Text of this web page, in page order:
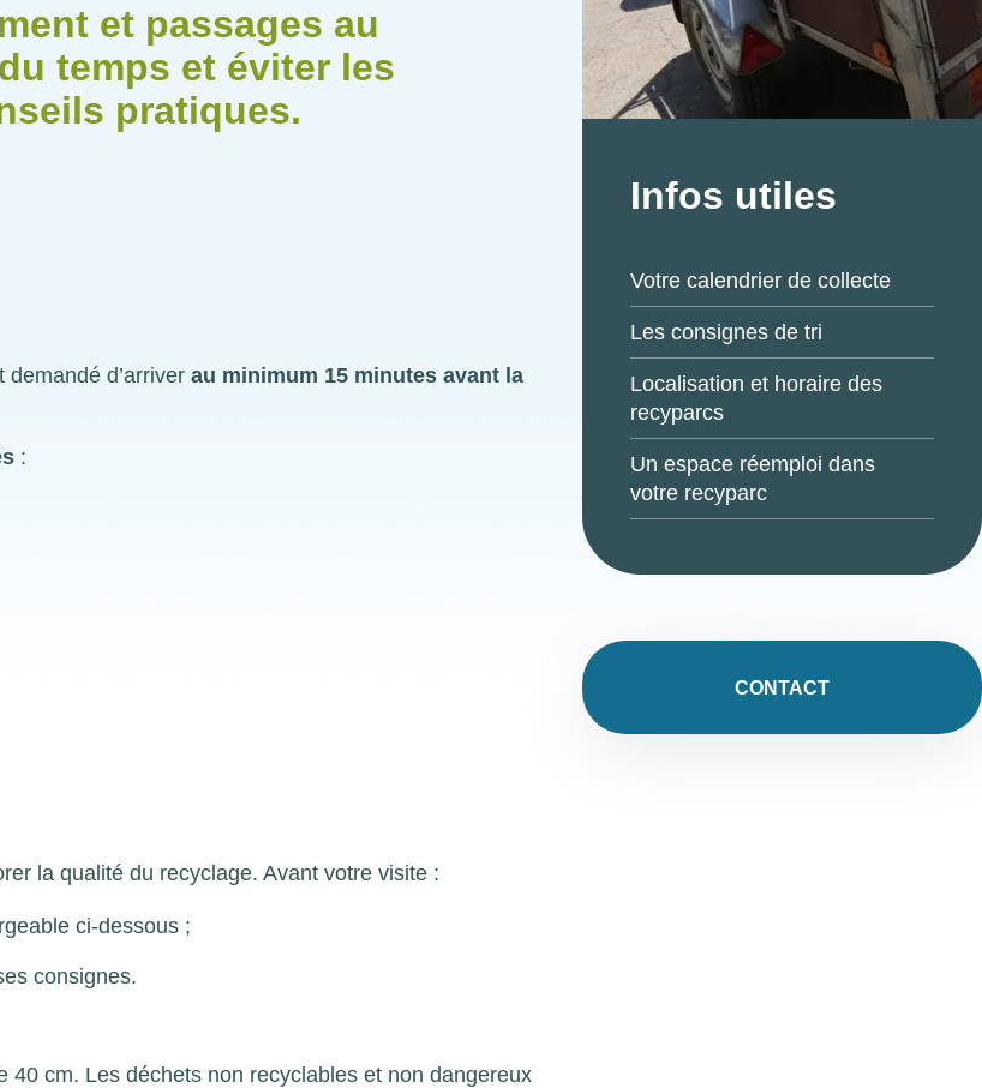
et passages au
temps et éviter les
pratiques.
demandé d’arriverau minimum 15 minutes avant la
:
la qualité du recyclage. Avant votre visite :
ci-dessous ;
consignes.
cm. Les déchets non recyclables et non dangereux
Infos utiles
Votre calendrier de collecte
Les consignes de tri
Localisation et horaire des
recyparcs
Un espace réemploi dans
votre recyparc
CONTACT